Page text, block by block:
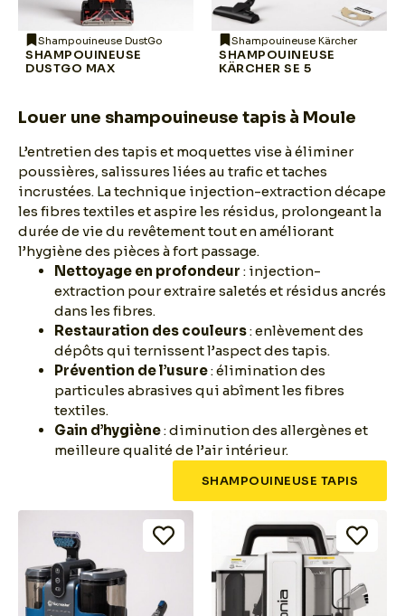
Shampouineuse DustGo
SHAMPOUINEUSE
DUSTGO MAX
Shampouineuse Kärcher
SHAMPOUINEUSE
KÄRCHER SE 5
Louer une shampouineuse tapis à Moule
L’entretien des tapis et moquettes vise à éliminer
poussières, salissures liées au trafic et taches
incrustées. La technique injection-extraction décape
les fibres textiles et aspire les résidus, prolongeant la
durée de vie du revêtement tout en améliorant
l’hygiène des pièces à fort passage.
Nettoyage en profondeur : injection-
extraction pour extraire saletés et résidus ancrés
dans les fibres.
Restauration des couleurs: enlèvement des
dépôts qui ternissent l’aspect des tapis.
Prévention de l’usure: élimination des
particules abrasives qui abîment les fibres
textiles.
Gain d’hygiène: diminution des allergènes et
meilleure qualité de l’air intérieur.
SHAMPOUINEUSE TAPIS